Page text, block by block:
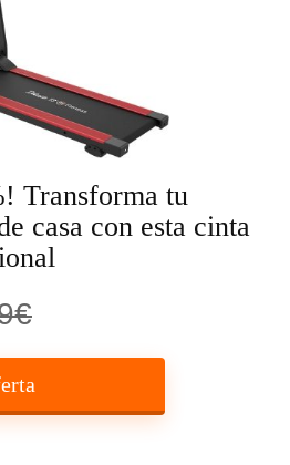
Transforma tu
casa con esta cinta